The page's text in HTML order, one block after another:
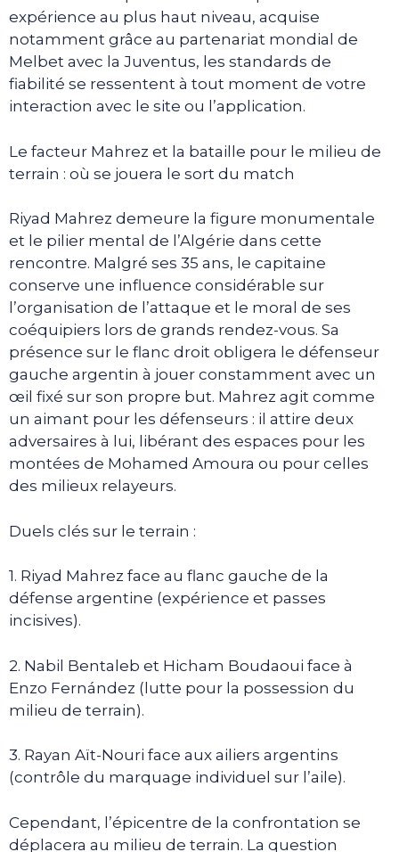
expérience au plus haut niveau, acquise
notamment grâce au partenariat mondial de
Melbet avec la Juventus, les standards de
fiabilité se ressentent à tout moment de votre
interaction avec le site ou l’application.
Le facteur Mahrez et la bataille pour le milieu de
terrain : où se jouera le sort du match
Riyad Mahrez demeure la figure monumentale
et le pilier mental de l’Algérie dans cette
rencontre. Malgré ses 35 ans, le capitaine
conserve une influence considérable sur
l’organisation de l’attaque et le moral de ses
coéquipiers lors de grands rendez-vous. Sa
présence sur le flanc droit obligera le défenseur
gauche argentin à jouer constamment avec un
œil fixé sur son propre but. Mahrez agit comme
un aimant pour les défenseurs : il attire deux
adversaires à lui, libérant des espaces pour les
montées de Mohamed Amoura ou pour celles
des milieux relayeurs.
Duels clés sur le terrain :
1. Riyad Mahrez face au flanc gauche de la
défense argentine (expérience et passes
incisives).
2. Nabil Bentaleb et Hicham Boudaoui face à
Enzo Fernández (lutte pour la possession du
milieu de terrain).
3. Rayan Aït-Nouri face aux ailiers argentins
(contrôle du marquage individuel sur l’aile).
Cependant, l’épicentre de la confrontation se
déplacera au milieu de terrain. La question